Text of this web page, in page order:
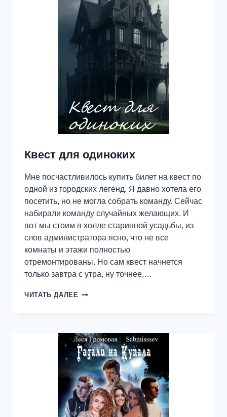
Квест для одиноких
Мне посчастливилось купить билет на квест по
одной из городских легенд. Я давно хотела его
посетить, но не могла собрать команду. Сейчас
набирали команду случайных желающих. И
вот мы стоим в холле старинной усадьбы, из
слов администратора ясно, что не все
комнаты и этажи полностью
отремонтированы. Но сам квест начнется
только завтра с утра, ну точнее,…
ЧИТАТЬ ДАЛЕЕ КВЕСТ